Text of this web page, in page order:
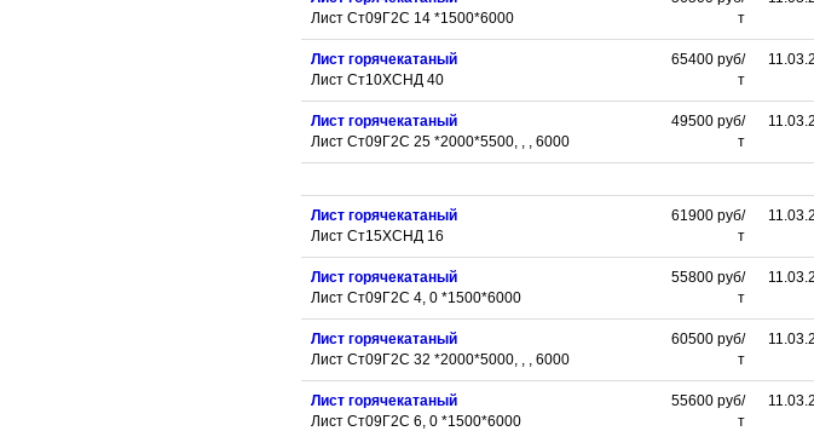
Лист Ст09Г2С 14 *1500*6000
т
Лист горячекатаный
Лист Ст10ХСНД 40
65400 руб/
т
Лист горячекатаный
Лист Ст09Г2С 25 *2000*5500, , , 6000
49500 руб/
т
Лист горячекатаный
Лист Ст15ХСНД 16
61900 руб/
т
Лист горячекатаный
Лист Ст09Г2С 4, 0 *1500*6000
55800 руб/
т
Лист горячекатаный
Лист Ст09Г2С 32 *2000*5000, , , 6000
60500 руб/
т
Лист горячекатаный
Лист Ст09Г2С 6, 0 *1500*6000
55600 руб/
т